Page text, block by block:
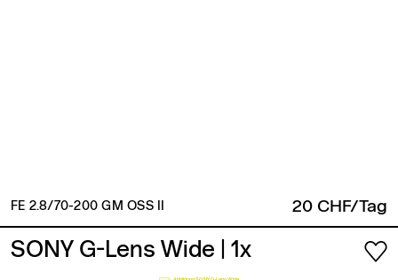
FE 2.8/70-200 GM OSS II 20 CHF/Tag
SONY G-Lens Wide | 1x